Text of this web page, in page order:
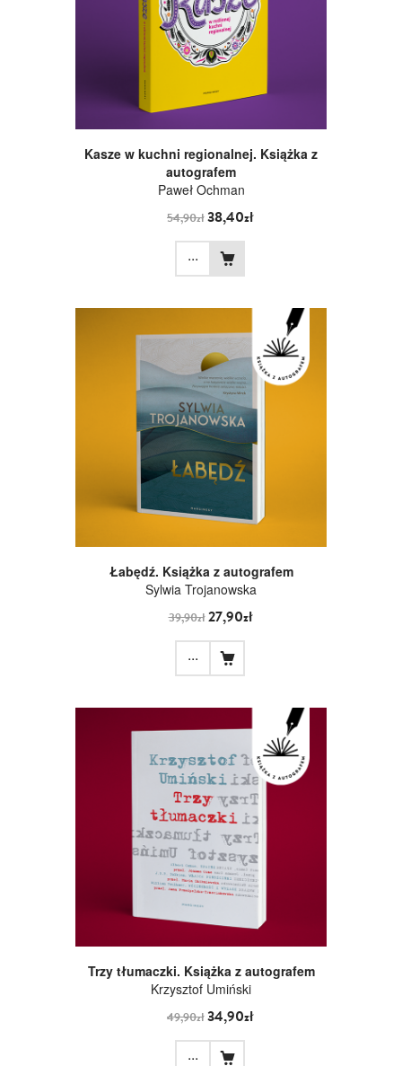
Kasze w kuchni regionalnej. Książka z
autografem
Paweł Ochman
54,90zł38,40zł
...
Łabędź. Książka z autografem
Sylwia Trojanowska
39,90zł27,90zł
...
Trzy tłumaczki. Książka z autografem
Krzysztof Umiński
49,90zł34,90zł
...